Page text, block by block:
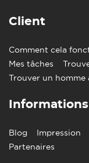
Client
Comment cela
Mes tâches
Trouver un homme
Informations
Blog Impression
Partenaires